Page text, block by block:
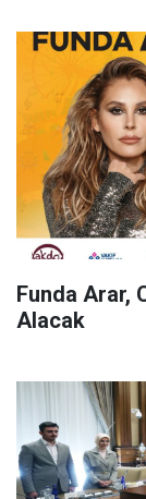
Funda Arar,
Alacak